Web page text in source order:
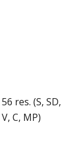
56 res. (S, SD,
V, C, MP)